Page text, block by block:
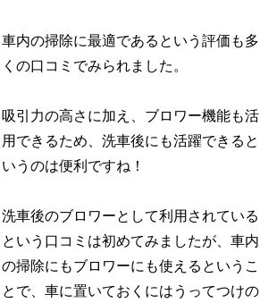
車内の掃除に最適であるという評価も多
くの口コミでみられました。
吸引力の高さに加え、ブロワー機能も活
用できるため、洗車後にも活躍できると
いうのは便利ですね！
洗車後のブロワーとして利用されている
という口コミは初めてみましたが、車内
の掃除にもブロワーにも使えるというこ
とで、車に置いておくにはうってつけの